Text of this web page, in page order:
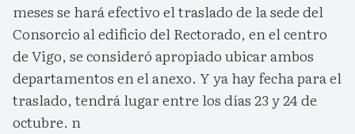
meses se hará efectivo el traslado de la sede del
Consorcio al edificio del Rectorado, en el centro
de Vigo, se consideró apropiado ubicar ambos
departamentos en el anexo. Y ya hay fecha para el
traslado, tendrá lugar entre los días 23 y 24 de
octubre. n